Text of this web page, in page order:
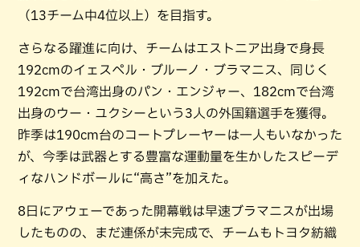
（13チーム中4位以上）を目指す。
さらなる躍進に向け、チームはエストニア出身で身長
192cmのイェスペル・ブルーノ・ブラマニス、同じく
192cmで台湾出身のパン・エンジャー、182cmで台湾
出身のウー・ユクシーという3人の外国籍選手を獲得。
昨季は190cm台のコートプレーヤーは一人もいなかった
が、今季は武器とする豊富な運動量を生かしたスピーデ
ィなハンドボールに“高さ”を加えた。
8日にアウェーであった開幕戦は早速ブラマニスが出場
したものの、まだ連係が未完成で、チームもトヨタ紡織